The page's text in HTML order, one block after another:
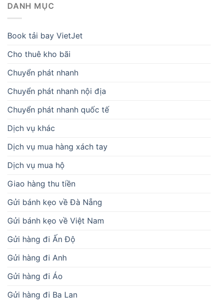
DANH MỤC
Book tải bay VietJet
Cho thuê kho bãi
Chuyển phát nhanh
Chuyển phát nhanh nội địa
Chuyển phát nhanh quốc tế
Dịch vụ khác
Dịch vụ mua hàng xách tay
Dịch vụ mua hộ
Giao hàng thu tiền
Gửi bánh kẹo về Đà Nẵng
Gửi bánh kẹo về Việt Nam
Gửi hàng đi Ấn Độ
Gửi hàng đi Anh
Gửi hàng đi Áo
Gửi hàng đi Ba Lan